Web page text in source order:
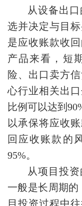
从设备出
选并决定与目
是应收账款收
产品来看，短
险、出口卖方
心行业相关出
比例可以达到
以承保将应收
回应收账款的
95%。
从项目投
一般是长周期
目投资过程中